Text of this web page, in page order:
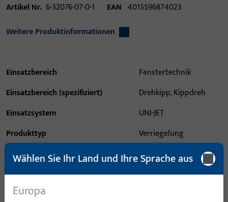
Artikel Nr. 6-32076-07-0-1 EAN 4015596874023
Weitere Produktinformationen
Einsatzbereich
Fenstertechnik
Einsatzbereich (spezifiziert)
Drehkipp, Kippdreh
Einsatzsystem
UNI-JET
Produkttyp
Verriegelung
Oberflächenbeschreibung
ferGUard*silber
Bruttogewicht
0,345 KG
Verpackungseinheit
Wählen Sie Ihr Land und Ihre Sprache aus
Europa